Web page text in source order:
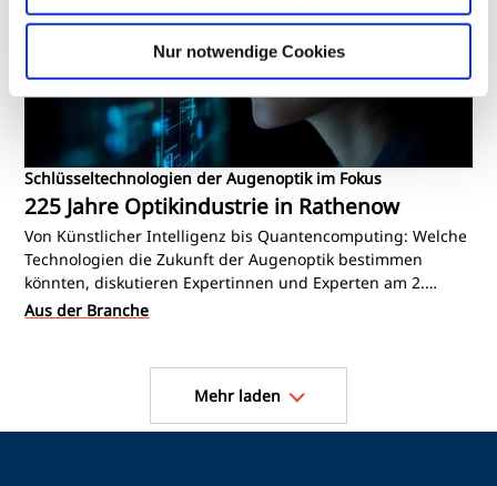
Nur notwendige Cookies
Schlüsseltechnologien der Augenoptik im Fokus
225 Jahre Optikindustrie in Rathenow
Von Künstlicher Intelligenz bis Quantencomputing: Welche
Technologien die Zukunft der Augenoptik bestimmen
könnten, diskutieren Expertinnen und Experten am 2.
September in Rathenow. Die Fachtagung ist Teil des
Aus der Branche
Seitennummerierung
Mehr laden